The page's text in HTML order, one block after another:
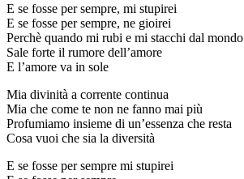
E se fosse per sempre, mi stupirei
E se fosse per sempre, ne gioirei
Perchè quando mi rubi e mi stacchi dal mondo
Sale forte il rumore dell’amore
E l’amore va in sole
Mia divinità a corrente continua
Mia che come te non ne fanno mai più
Profumiamo insieme di un’essenza che resta
Cosa vuoi che sia la diversità
E se fosse per sempre mi stupirei